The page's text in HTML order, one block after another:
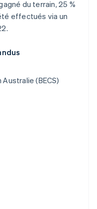
du terrain, 25 %
effectués via un
(BECS)